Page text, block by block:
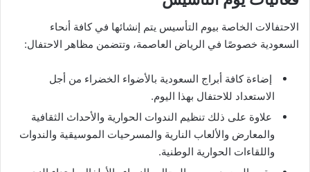
الاحتفالات الخاصة بيوم التأسيس يتم إنشائها في كافة أنحاء
السعودية خصوصًا في الرياض العاصمة، وتتضمن مظاهر الاحتفال:
إضاءة كافة أبراج السعودية بالأضواء الخضراء من أجل
الاستعداد للاحتفال بهذا اليوم.
علاوة على ذلك تنظيم الندوات الحوارية والأحداث الثقافية
والمعارض والألعاب النارية والمسرحيات الموسيقية والندوات
واللقاءات الحوارية الوطنية.